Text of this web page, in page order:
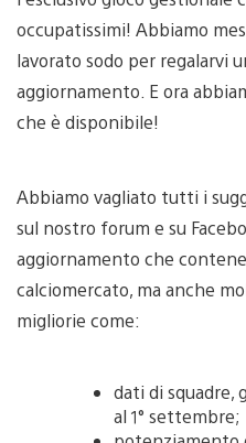
occupatissimi! Abbiamo
lavorato sodo per regalarvi
aggiornamento. E ora
che è disponibile!
Abbiamo vagliato tutti i
sul nostro forum e su
aggiornamento che
calciomercato, ma anche
migliorie come:
dati di squadre,
al 1° settembre;